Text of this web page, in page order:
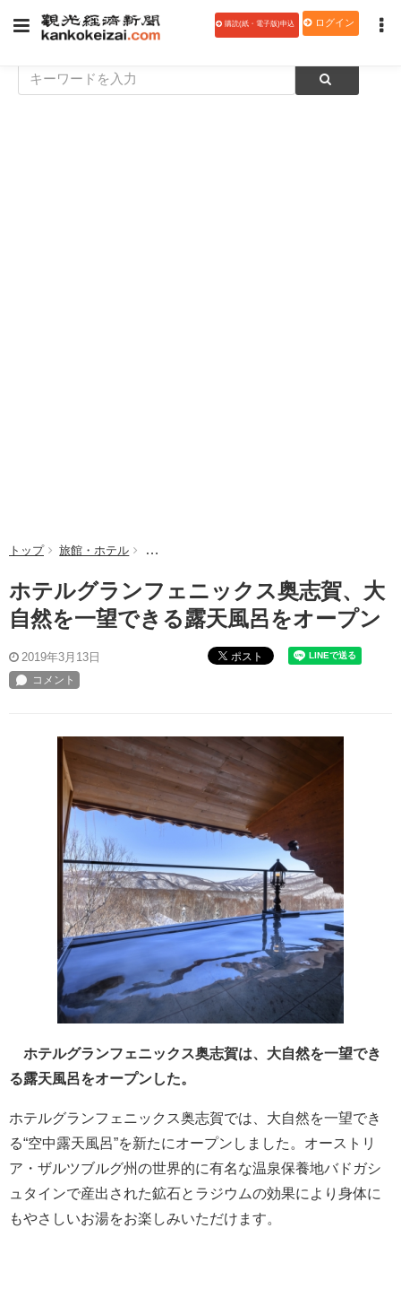
購読(紙・電子版)申込 ログイン
トップ 旅館・ホテル ホテルグランフェニックス奥志賀、大自然を一
ホテルグランフェニックス奥志賀、大
自然を一望できる露天風呂をオープン
2019年3月13日 ポスト
ホテルグランフェニックス奥志賀は、大自然を一望でき
る露天風呂をオープンした。
ホテルグランフェニックス奥志賀では、大自然を一望でき
る“空中露天風呂”を新たにオープンしました。オーストリ
ア・ザルツブルグ州の世界的に有名な温泉保養地バドガシ
ュタインで産出された鉱石とラジウムの効果により身体に
もやさしいお湯をお楽しみいただけます。